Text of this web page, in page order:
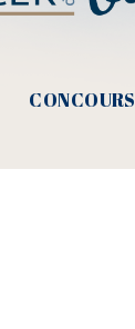
CONCOURS
(© Domi